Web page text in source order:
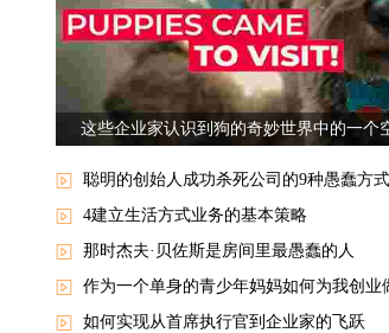
这些企业家认识到狗的奇妙世界中的一个
聪明的创始人成功杀死公司的9种愚蠢方式
4建立生活方式业务的基本策略
那时杰夫·贝佐斯是房间里最愚蠢的人
作为一个单身的青少年妈妈如何为我创业
如何实现从首席执行官到企业家的飞跃